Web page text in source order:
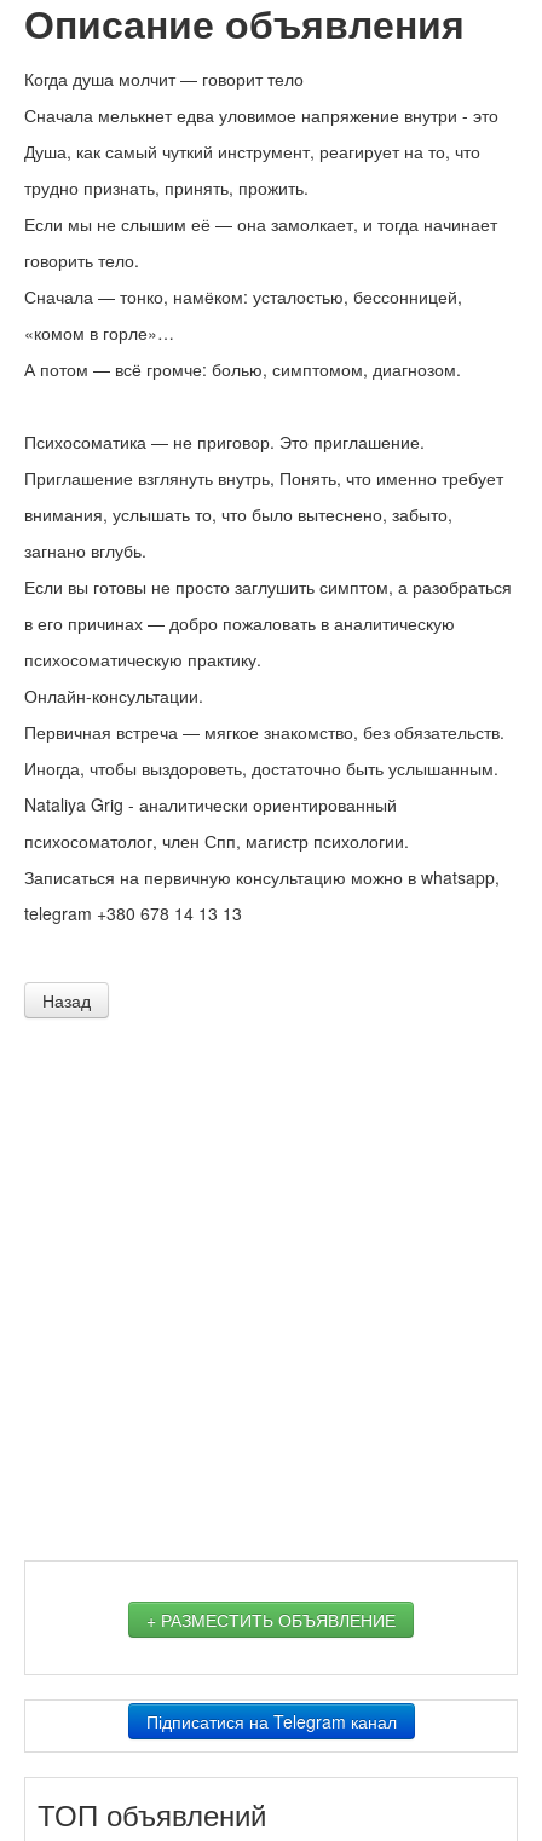
Описание объявления
Когда душа молчит — говорит тело
Сначала мелькнет едва уловимое напряжение внутри - это
Душа, как самый чуткий инструмент, реагирует на то, что
трудно признать, принять, прожить.⠀
Если мы не слышим её — она замолкает, и тогда начинает
говорить тело.
Сначала — тонко, намёком: усталостью, бессонницей,
«комом в горле»…
А потом — всё громче: болью, симптомом, диагнозом.
Психосоматика — не приговор. Это приглашение.
Приглашение взглянуть внутрь, Понять, что именно требует
внимания, услышать то, что было вытеснено, забыто,
загнано вглубь.
Если вы готовы не просто заглушить симптом, а разобраться
в его причинах — добро пожаловать в аналитическую
психосоматическую практику.
Онлайн-консультации.
Первичная встреча — мягкое знакомство, без обязательств.
Иногда, чтобы выздороветь, достаточно быть услышанным.
Nataliya Grig - аналитически ориентированный
психосоматолог, член Спп, магистр психологии.
Записаться на первичную консультацию можно в whatsapp,
telegram +380 678 14 13 13
Назад
+ РАЗМЕСТИТЬ ОБЪЯВЛЕНИЕ
Підписатися на Telegram канал
ТОП объявлений